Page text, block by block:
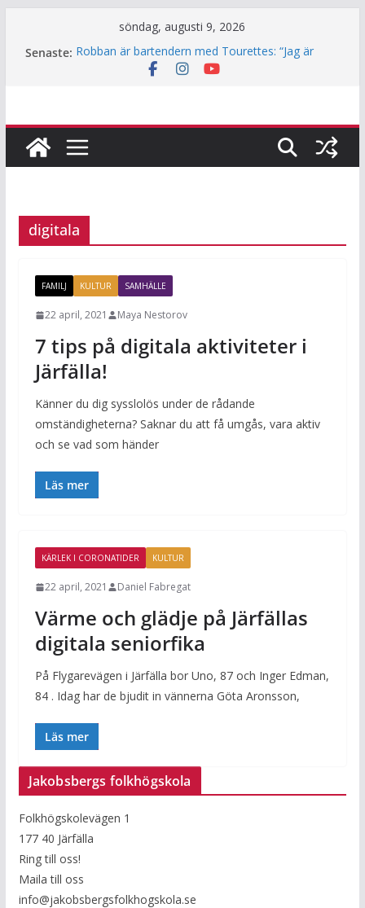
söndag, augusti 9, 2026
Senaste: Robban är bartendern med Tourettes: “Jag är
också bara människa”
Årets lamm och killingar är här – det här ska du
tänka på innan du klappar dem
Häng med när JiF:s reporter testar parkour
digitala
FAMILJ KULTUR SAMHÄLLE
22 april, 2021 Maya Nestorov
7 tips på digitala aktiviteter i
Järfälla!
Känner du dig sysslolös under de rådande
omständigheterna? Saknar du att få umgås, vara aktiv
och se vad som händer
Läs mer
KÄRLEK I CORONATIDER KULTUR
22 april, 2021 Daniel Fabregat
Värme och glädje på Järfällas
digitala seniorfika
På Flygarevägen i Järfälla bor Uno, 87 och Inger Edman,
84 . Idag har de bjudit in vännerna Göta Aronsson,
Läs mer
Jakobsbergs folkhögskola
Folkhögskolevägen 1
177 40 Järfälla
Ring till oss!
Maila till oss
info@jakobsbergsfolkhogskola.se